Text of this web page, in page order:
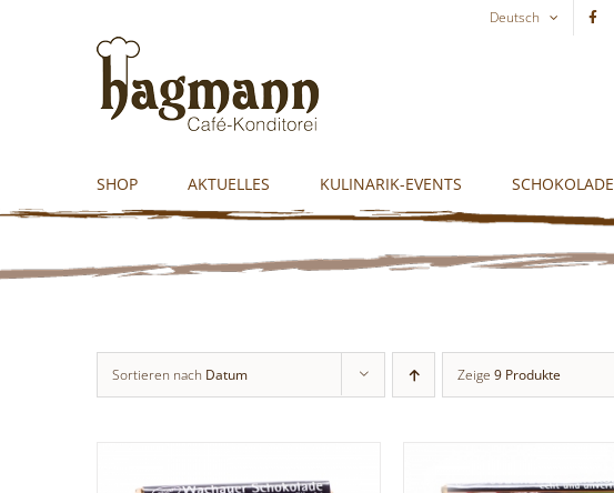
Deutsch
SHOP AKTUELLES KULINARIK-EVENTS SCHOKOLADE
Sortieren nach Datum Zeige 9 Produkte